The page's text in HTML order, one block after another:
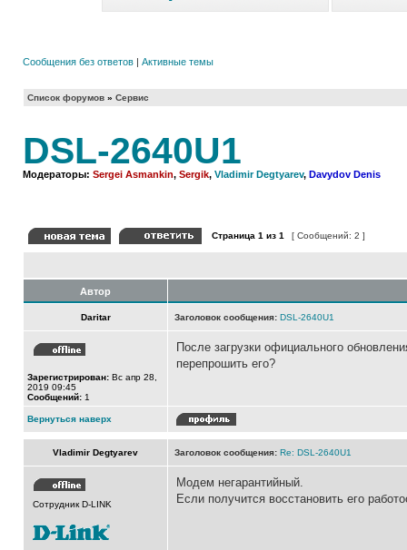
Сообщения без ответов | Активные темы
Список форумов » Сервис
DSL-2640U1
Модераторы: Sergei Asmankin, Sergik, Vladimir Degtyarev, Davydov Denis
Страница 1 из 1 [ Сообщений: 2 ]
Автор
Daritar Заголовок сообщения: DSL-2640U1
Зарегистрирован: Вс апр 28,
2019 09:45
Сообщений: 1
После загрузки официального
перепрошить его?
Вернуться наверх
Vladimir Degtyarev Заголовок сообщения: Re: DSL-2640U1
Сотрудник D-LINK
Модем негарантийный.
Если получится восстановить его